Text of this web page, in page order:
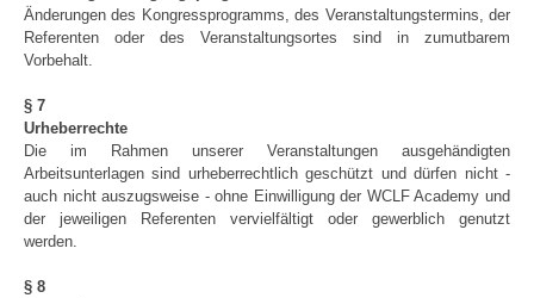
Änderungen des Kongressprogramms, des Veranstaltungstermins, der
Referenten oder des Veranstaltungsortes sind in zumutbarem
Vorbehalt.
§ 7
Urheberrechte
Die im Rahmen unserer Veranstaltungen ausgehändigten
Arbeitsunterlagen sind urheberrechtlich geschützt und dürfen nicht -
auch nicht auszugsweise - ohne Einwilligung der WCLF Academy und
der jeweiligen Referenten vervielfältigt oder gewerblich genutzt
werden.
§ 8